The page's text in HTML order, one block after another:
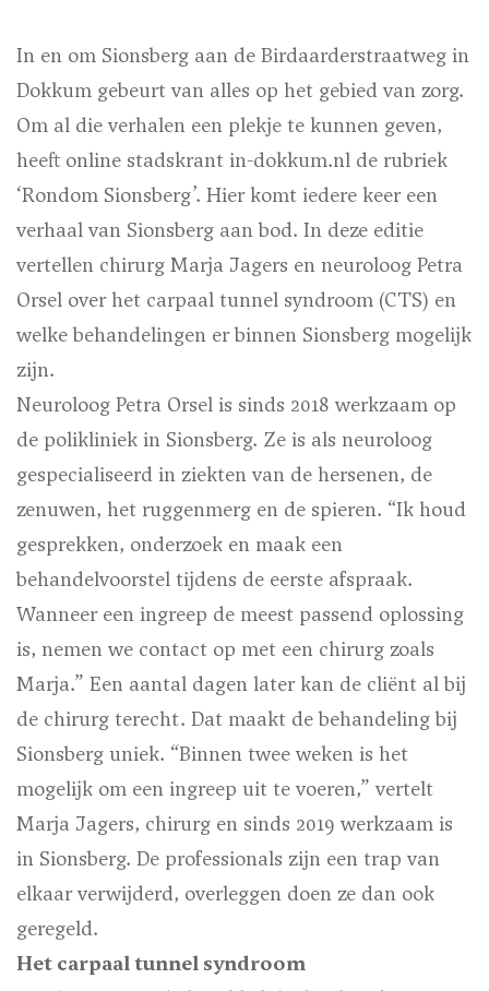
In en om Sionsberg aan de Birdaarderstraatweg in
Dokkum gebeurt van alles op het gebied van zorg.
Om al die verhalen een plekje te kunnen geven,
heeft online stadskrant in-dokkum.nl de rubriek
‘Rondom Sionsberg’. Hier komt iedere keer een
verhaal van Sionsberg aan bod. In deze editie
vertellen chirurg Marja Jagers en neuroloog Petra
Orsel over het carpaal tunnel syndroom (CTS) en
welke behandelingen er binnen Sionsberg mogelijk
zijn.
Neuroloog Petra Orsel is sinds 2018 werkzaam op
de polikliniek in Sionsberg. Ze is als neuroloog
gespecialiseerd in ziekten van de hersenen, de
zenuwen, het ruggenmerg en de spieren. “Ik houd
gesprekken, onderzoek en maak een
behandelvoorstel tijdens de eerste afspraak.
Wanneer een ingreep de meest passend oplossing
is, nemen we contact op met een chirurg zoals
Marja.” Een aantal dagen later kan de cliënt al bij
de chirurg terecht. Dat maakt de behandeling bij
Sionsberg uniek. “Binnen twee weken is het
mogelijk om een ingreep uit te voeren,” vertelt
Marja Jagers, chirurg en sinds 2019 werkzaam is
in Sionsberg. De professionals zijn een trap van
elkaar verwijderd, overleggen doen ze dan ook
geregeld.
Het carpaal tunnel syndroom